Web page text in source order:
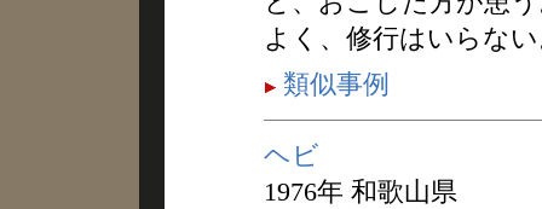
よく、修行はいらな
類似事例
ヘビ
1976年 和歌山県